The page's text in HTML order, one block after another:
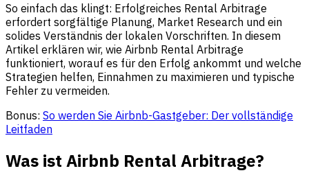
So einfach das klingt: Erfolgreiches Rental Arbitrage
erfordert sorgfältige Planung, Market Research und ein
solides Verständnis der lokalen Vorschriften. In diesem
Artikel erklären wir, wie Airbnb Rental Arbitrage
funktioniert, worauf es für den Erfolg ankommt und welche
Strategien helfen, Einnahmen zu maximieren und typische
Fehler zu vermeiden.
Bonus: So werden Sie Airbnb-Gastgeber: Der vollständige
Leitfaden
Was ist Airbnb Rental Arbitrage?